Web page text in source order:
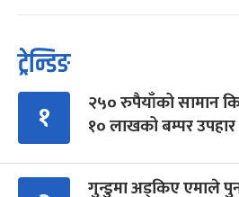
ट्रेन्डिङ
१
२५० रुपैयाँको सामान
१० लाखको बम्पर उपहार
गुन्डुमा अड्किए एमाले